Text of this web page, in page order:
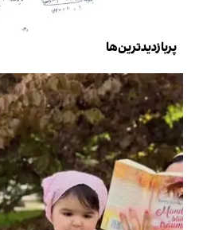
پربازدیدترین‌ها